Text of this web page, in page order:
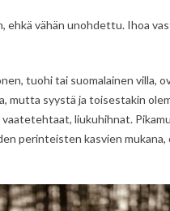
vähän unohdettu. Ihoa
tuohi tai suomalainen villa,
mutta syystä ja toisestakin
liukuhihnat.
perinteisten kasvien